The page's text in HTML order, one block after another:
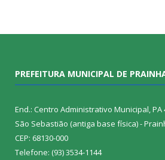
PREFEITURA MUNICIPAL DE
End.: Centro Administrativo Municipal, PA
São Sebastião (antiga base física) -
CEP: 68130-000
Telefone: (93) 3534-1144